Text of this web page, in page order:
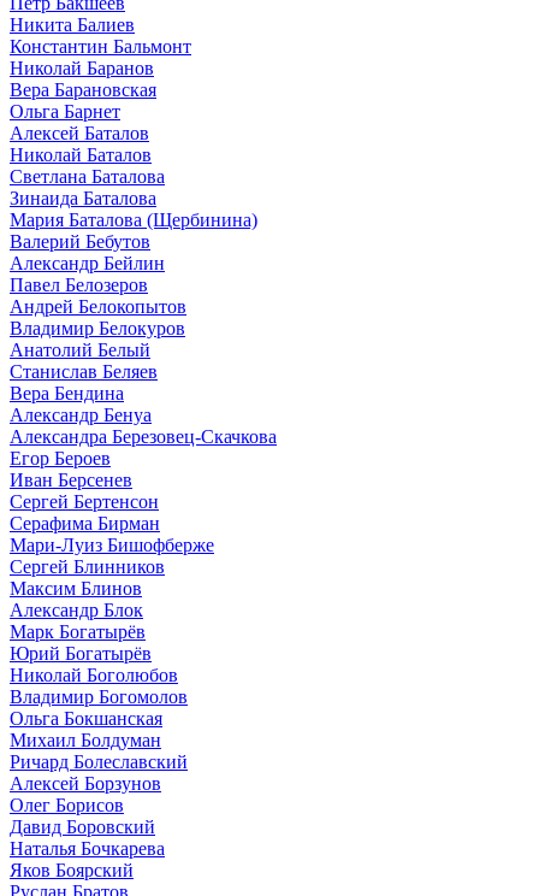
Никита Балиев
Константин Бальмонт
Николай Баранов
Вера Барановская
Ольга Барнет
Алексей Баталов
Николай Баталов
Светлана Баталова
Зинаида Баталова
Мария Баталова (Щербинина)
Валерий Бебутов
Александр Бейлин
Павел Белозеров
Андрей Белокопытов
Владимир Белокуров
Анатолий Белый
Станислав Беляев
Вера Бендина
Александр Бенуа
Александра Березовец-Скачкова
Егор Бероев
Иван Берсенев
Сергей Бертенсон
Серафима Бирман
Мари-Луиз Бишофберже
Сергей Блинников
Максим Блинов
Александр Блок
Марк Богатырёв
Юрий Богатырёв
Николай Боголюбов
Владимир Богомолов
Ольга Бокшанская
Михаил Болдуман
Ричард Болеславский
Алексей Борзунов
Олег Борисов
Давид Боровский
Наталья Бочкарева
Яков Боярский